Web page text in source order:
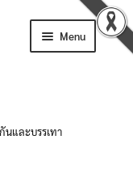
Menu
และบรรเทา